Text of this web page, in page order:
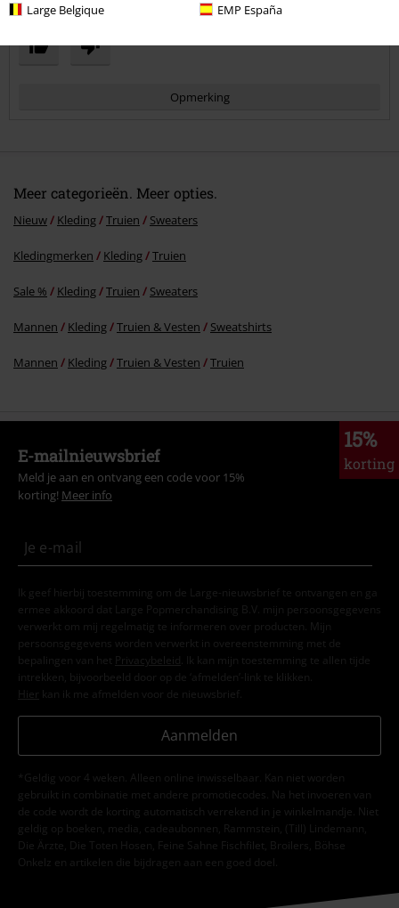
Large Belgique EMP España
Heeft deze recensie je geholpen?
Opmerking
Meer categorieën. Meer opties.
Nieuw Kleding Truien Sweaters
Kledingmerken Kleding Truien
Sale % Kleding Truien Sweaters
Mannen Kleding Truien & Vesten Sweatshirts
Mannen Kleding Truien & Vesten Truien
15%
korting
E-mailnieuwsbrief
Meld je aan en ontvang een code voor 15%
korting! Meer info
Ik geef hierbij toestemming om de Large-nieuwsbrief te ontvangen en ga
ermee akkoord dat Large Popmerchandising B.V. mijn persoonsgegevens
verwerkt om mij regelmatig te informeren over producten. Mijn
persoonsgegevens worden verwerkt in overeenstemming met de
bepalingen van het
Privacybeleid . Ik kan mijn toestemming te allen tijde
intrekken, bijvoorbeeld door op de ‘afmelden’-link te klikken.
Hier kan ik me afmelden voor de nieuwsbrief.
Aanmelden
*Geldig voor 4 weken. Alleen online inwisselbaar. Kan niet worden
gebruikt in combinatie met andere promotiecodes. Na het invoeren van
de code wordt de korting automatisch verrekend in je winkelmandje. Niet
geldig op boeken, media, cadeaubonnen, Rammstein, (Till) Lindemann,
Die Ärzte, Die Toten Hosen, Feine Sahne Fischfilet, Broilers, Böhse
Onkelz en artikelen die bijdragen aan een goed doel.